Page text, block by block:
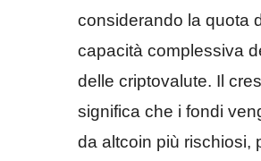
considerando la quota
capacità complessiva
delle criptovalute. Il
significa che i fondi
da altcoin più rischiosi,